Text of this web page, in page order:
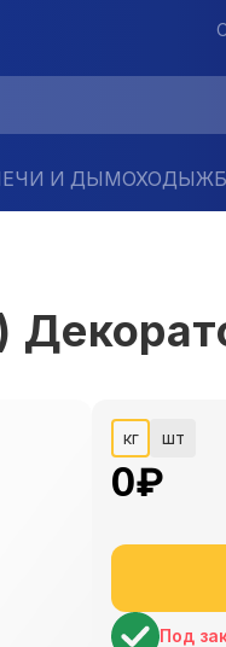
И ДЫМОХОДЫ
кг шт
0₽
Под